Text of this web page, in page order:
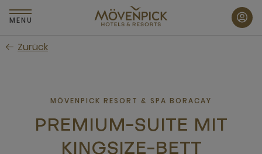
Zum
Hauptinhalt
MENU
Zurück
MÖVENPICK RESORT & SPA BORACAY
PREMIUM-SUITE MIT
KINGSIZE-BETT